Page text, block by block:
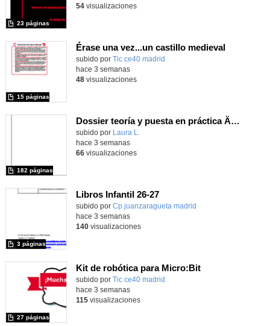
23 páginas
54visualizaciones
Érase una vez...un castillo medieval
subido por Tic ce40 madrid
15 páginas
hace 3 semanas
48visualizaciones
Dossier teoría y puesta en práctica Äprendizaje Basado en Juegos en Educación Infantil y Primaria
Contenido educativo.
subido por Laura L.
182 páginas
hace 3 semanas
66visualizaciones
Libros Infantil 26-27
subido por Cp juanzaragueta madrid
3 páginas
hace 3 semanas
140visualizaciones
Kit de robótica para Micro:Bit
Contenido educativo.
subido por Tic ce40 madrid
27 páginas
hace 3 semanas
115visualizaciones